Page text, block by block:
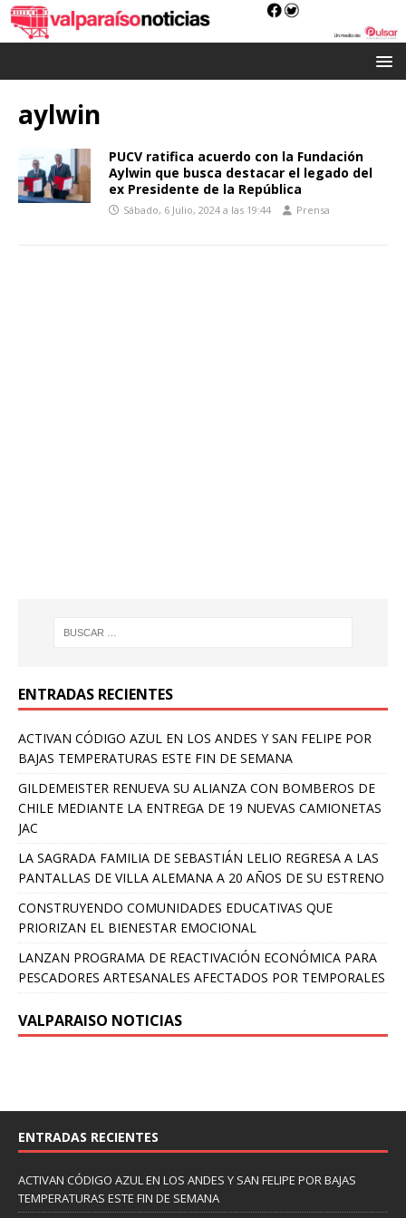
aylwin
PUCV ratifica acuerdo con la Fundación
Aylwin que busca destacar el legado del
ex Presidente de la República
Sábado, 6 Julio, 2024 a las 19:44 Prensa
ENTRADAS RECIENTES
ACTIVAN CÓDIGO AZUL EN LOS ANDES Y SAN FELIPE POR
BAJAS TEMPERATURAS ESTE FIN DE SEMANA
GILDEMEISTER RENUEVA SU ALIANZA CON BOMBEROS DE
CHILE MEDIANTE LA ENTREGA DE 19 NUEVAS CAMIONETAS
JAC
LA SAGRADA FAMILIA DE SEBASTIÁN LELIO REGRESA A LAS
PANTALLAS DE VILLA ALEMANA A 20 AÑOS DE SU ESTRENO
CONSTRUYENDO COMUNIDADES EDUCATIVAS QUE
PRIORIZAN EL BIENESTAR EMOCIONAL
LANZAN PROGRAMA DE REACTIVACIÓN ECONÓMICA PARA
PESCADORES ARTESANALES AFECTADOS POR TEMPORALES
VALPARAISO NOTICIAS
ENTRADAS RECIENTES
ACTIVAN CÓDIGO AZUL EN LOS ANDES Y SAN FELIPE POR BAJAS
TEMPERATURAS ESTE FIN DE SEMANA